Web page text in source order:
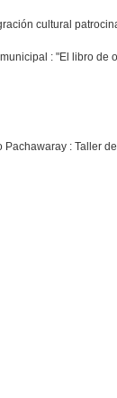
cultural
: "El libro de
Pachawaray : Taller